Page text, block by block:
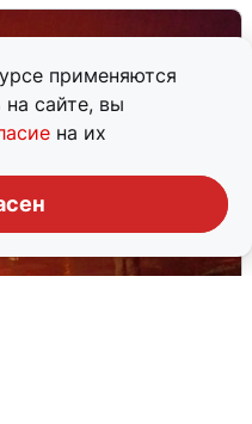
применяются
сайте, вы
на их